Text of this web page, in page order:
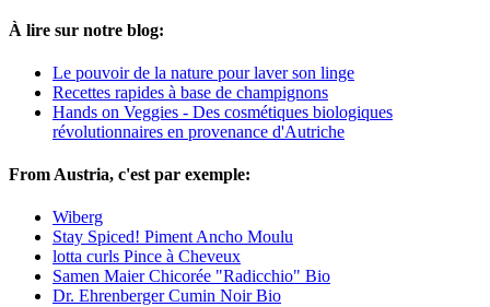
À lire sur notre blog:
Le pouvoir de la nature pour laver son linge
Recettes rapides à base de champignons
Hands on Veggies - Des cosmétiques biologiques
révolutionnaires en provenance d'Autriche
From Austria, c'est par exemple:
Wiberg
Stay Spiced! Piment Ancho Moulu
lotta curls Pince à Cheveux
Samen Maier Chicorée "Radicchio" Bio
Dr. Ehrenberger Cumin Noir Bio